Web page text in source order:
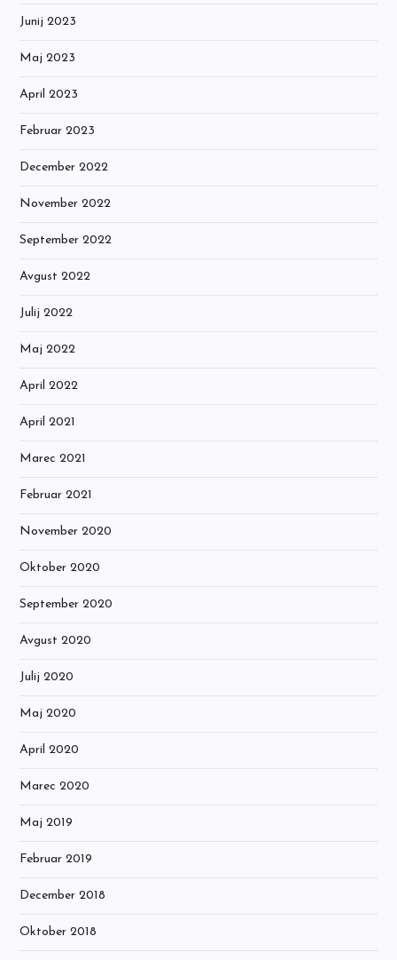
Junij 2023
Maj 2023
April 2023
Februar 2023
December 2022
November 2022
September 2022
Avgust 2022
Julij 2022
Maj 2022
April 2022
April 2021
Marec 2021
Februar 2021
November 2020
Oktober 2020
September 2020
Avgust 2020
Julij 2020
Maj 2020
April 2020
Marec 2020
Maj 2019
Februar 2019
December 2018
Oktober 2018